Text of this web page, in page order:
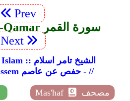
Prev
54. Surah Al-Qamar سورة القمر
Next
Sheikh Tamer Islam :: الشيخ تامر اسلام
// - Hafs for Assem حفص عن عاصم - //
Mas'haf
مصحف